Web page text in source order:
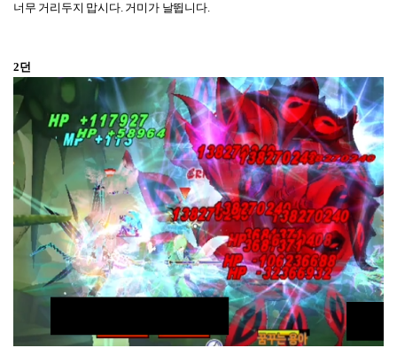
너무 거리두지 맙시다. 거미가 날뜁니다.
2던